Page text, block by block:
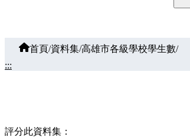
首頁/資料集/高雄市各級學校學生數/
:::
評分此資料集：